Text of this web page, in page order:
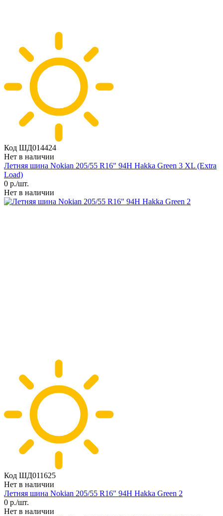
Код ШД014424
Нет в наличии
Летняя шина Nokian 205/55 R16" 94H Hakka Green 3 XL (Extra
Load)
0 р./шт.
Нет в наличии
Код ШД011625
Нет в наличии
Летняя шина Nokian 205/55 R16" 94H Hakka Green 2
0 р./шт.
Нет в наличии